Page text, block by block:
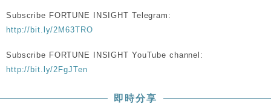
Subscribe FORTUNE INSIGHT Telegram:
http://bit.ly/2M63TRO
Subscribe FORTUNE INSIGHT YouTube channel:
http://bit.ly/2FgJTen
即時分享